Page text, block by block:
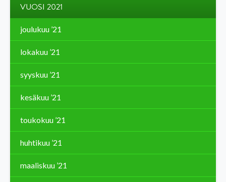
VUOSI 2021
joulukuu ’21
lokakuu ’21
syyskuu ’21
kesäkuu ’21
toukokuu ’21
huhtikuu ’21
maaliskuu ’21